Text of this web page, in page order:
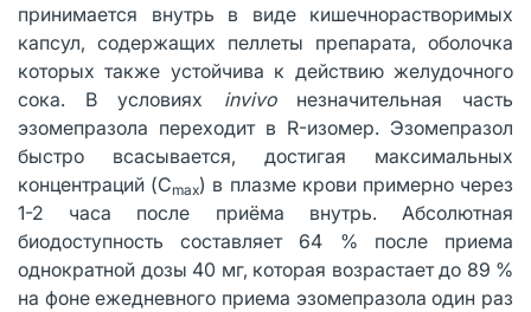
принимается внутрь в виде кишечнорастворимых
капсул, содержащих пеллеты препарата, оболочка
которых также устойчива к действию желудочного
сока. В условиях invivoнезначительная часть
эзомепразола переходит в R-изомер. Эзомепразол
быстро всасывается, достигая максимальных
концентраций (Cmax) в плазме крови примерно через
1-2 часа после приёма внутрь. Абсолютная
биодоступность составляет 64 % после приема
однократной дозы 40 мг, которая возрастает до 89 %
на фоне ежедневного приема эзомепразола один раз